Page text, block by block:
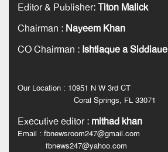
Editor & Publisher:Titon Malick
Chairman : Nayeem Khan
CO Chairman : Ishtiaque a Siddiaue
Our Location : 10951 N W 3rd CT
Coral Springs, FL 33071
Executive editor: mithad khan
Email : fbnewsroom247@gmail.com
fbnews247@yahoo.com